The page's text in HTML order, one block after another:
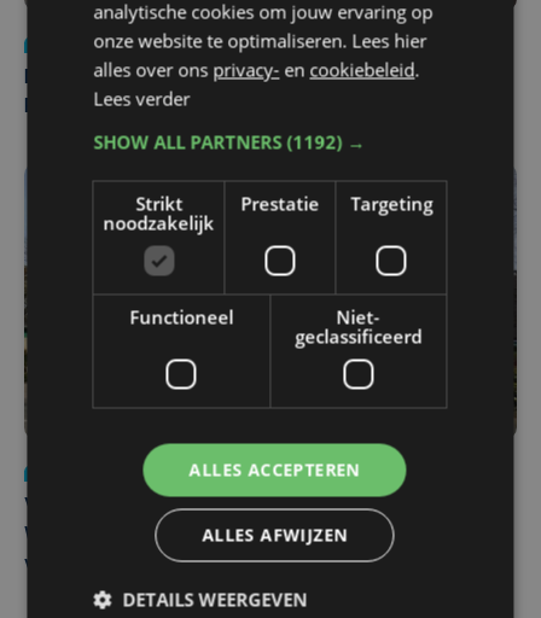
Nieuws
di 4 augustus | 09:32
Man en vrouw dood aangetroffen in woning in Sint-
Pieters Brugge
wo 5 augustus | 11:57
Vier Oostendse gynaecologen versterken dienst in AZ
West, dat ook een nieuwe voltijdse gynaecoloog
verwelkomt
analytische cookies om jouw ervaring op
onze website te optimaliseren. Lees hier
alles over ons privacy- en cookiebeleid.
Lees verder
SHOW ALL PARTNERS(1192) →
Strikt
noodzakelijk
Prestatie Targeting
Functioneel
Niet-
geclassificeerd
ALLES ACCEPTEREN
ALLES AFWIJZEN
DETAILS WEERGEVEN